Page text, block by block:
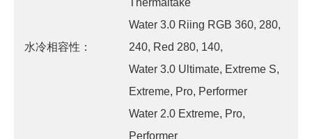
水冷相容性：
Thermaltake
Water 3.0 Riing RGB 360, 280,
240, Red 280, 140,
Water 3.0 Ultimate, Extreme S,
Extreme, Pro, Performer
Water 2.0 Extreme, Pro,
Performer